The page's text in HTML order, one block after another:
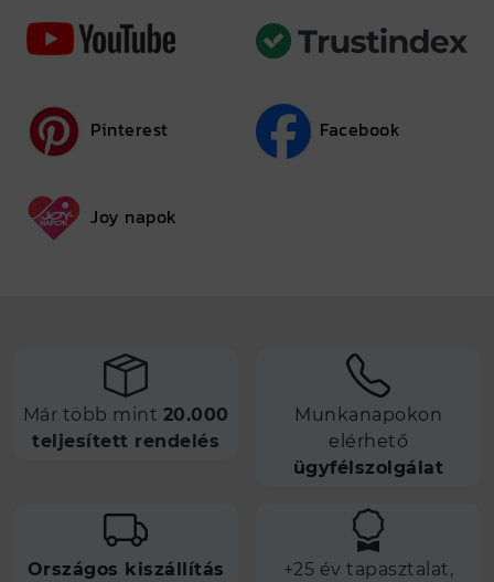
Pinterest Facebook
Joy napok
Már több mint 20.000
teljesített rendelés
Munkanapokon
elérhető
ügyfélszolgálat
Országos kiszállítás
+25 év tapasztalat,